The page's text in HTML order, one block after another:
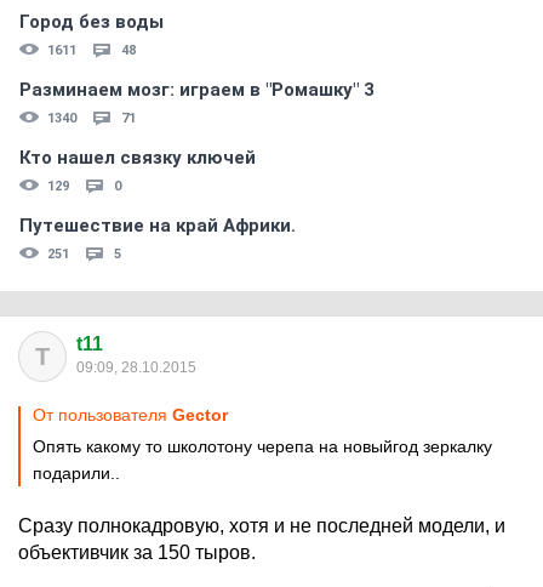
Город без воды
1611 48
Разминаем мозг: играем в "Ромашку" 3
1340 71
Кто нашел связку ключей
129 0
Путешествие на край Африки.
251 5
T t11
09:09, 28.10.2015
От пользователя Gector
Опять какому то школотону черепа на новыйгод зеркалку
подарили..
Сразу полнокадровую, хотя и не последней модели, и
объективчик за 150 тыров.